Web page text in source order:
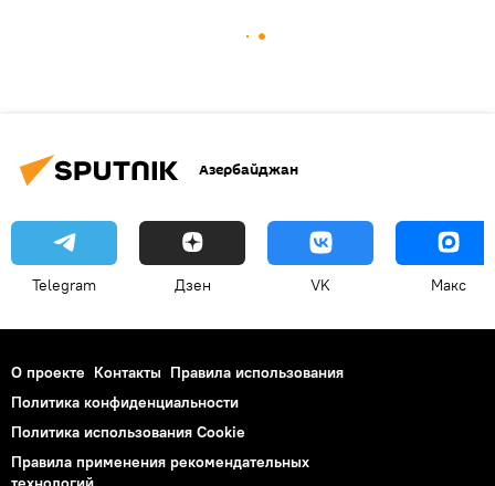
Азербайджан
Telegram Дзен VK Макс
О проекте Контакты Правила использования
Политика конфиденциальности
Политика использования Cookie
Правила применения рекомендательных